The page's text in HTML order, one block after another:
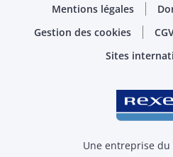
Mentions légales
Gestion des cookies
Sites
Une entreprise du